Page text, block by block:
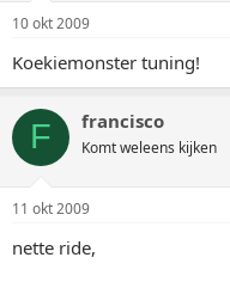
10 okt 2009
Koekiemonster tuning!
F francisco
Komt weleens kijken
11 okt 2009
nette ride,